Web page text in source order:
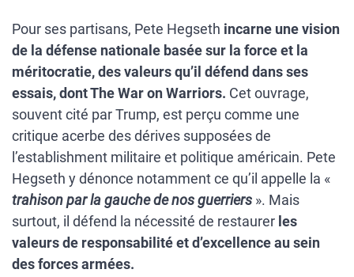
Pour ses partisans, Pete Hegseth incarne une vision
de la défense nationale basée sur la force et la
méritocratie, des valeurs qu’il défend dans ses
essais, dont The War on Warriors. Cet ouvrage,
souvent cité par Trump, est perçu comme une
critique acerbe des dérives supposées de
l’establishment militaire et politique américain. Pete
Hegseth y dénonce notamment ce qu’il appelle la «
trahison par la gauche de nos guerriers ». Mais
surtout, il défend la nécessité de restaurer les
valeurs de responsabilité et d’excellence au sein
des forces armées.